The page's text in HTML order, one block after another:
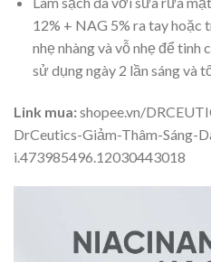
12% + NAG 5% ra tay hoặc
nhẹ nhàng và vỗ nhẹ để tinh
sử dụng ngày 2 lần sáng và
Link mua:shopee.vn/
DrCeutics-Giảm-Thâm-Sáng-
i.473985496.12030443018